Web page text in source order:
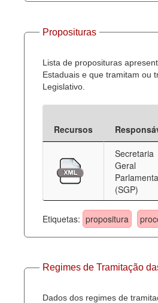
Proposituras
Lista de proposituras
Estaduais e que tramitam ou
Legislativo.
Recursos
Secretaria
Geral
(SGP)
Etiquetas: propositura
Regimes de Tramitação
Dados dos regimes de